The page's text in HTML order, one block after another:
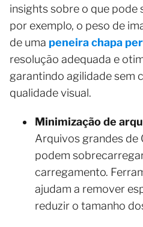
insights sobre o que
por exemplo, o peso de
de uma peneira chapa
resolução adequada e
garantindo agilidade sem
qualidade visual.
Minimização de
Arquivos grandes de
podem
carregamento.
ajudam a remover
reduzir o tamanho